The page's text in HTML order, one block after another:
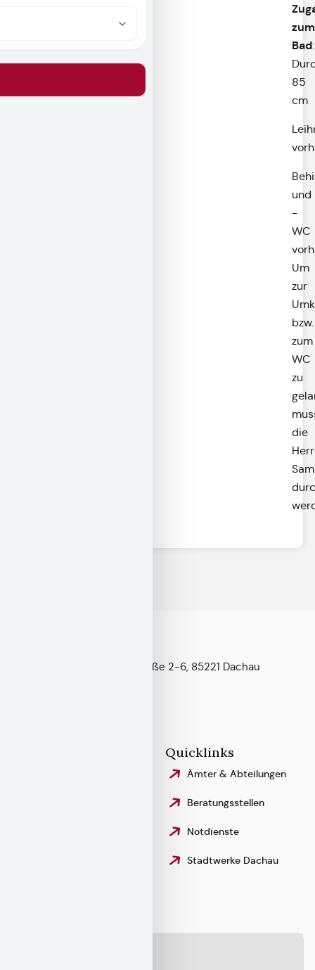
zum
Bad:
85
cm
und
-
WC
Um
zur
bzw.
zum
WC
zu
die
Konrad-Adenauer-Straße 2-6, 85221 Dachau
Quicklinks
Ämter & Abteilungen
Beratungsstellen
Notdienste
Stadtwerke Dachau